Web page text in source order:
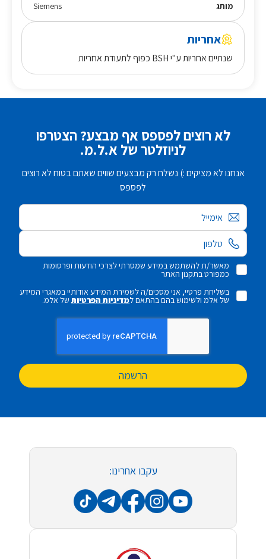
מותג
Siemens
אחריות
שנתיים אחריות ע"י BSH כפוף לתעודת אחריות
לא רוצים לפספס אף מבצע? הצטרפו
לניוזלטר של א.ל.מ.
אנחנו לא מציקים :) נשלח רק מבצעים שווים שאתם בטוח לא רוצים
לפספס
אימייל
מאשר/ת להשתמש במידע שמסרתי לצרכי הודעות ופרסומות
כמפורט בתקנון האתר
בשליחת פרטיי, אני מסכים/ה לשמירת המידע אודותיי במאגרי המידע
של אלמ ולשימוש בהם בהתאם למדיניות הפרטיותשל אלמ.
הרשמה
עקבו אחרינו: